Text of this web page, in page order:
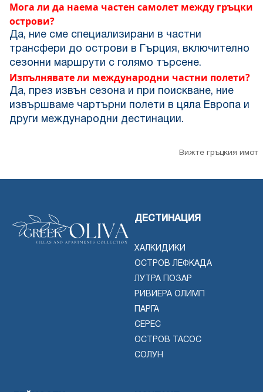
Мога ли да наема частен самолет между гръцки
острови?
Да, ние сме специализирани в частни
трансфери до острови в Гърция, включително
сезонни маршрути с голямо търсене.
Изпълнявате ли международни частни полети?
Да, през извън сезона и при поискване, ние
извършваме чартърни полети в цяла Европа и
други международни дестинации.
Вижте гръцкия имот
ДЕСТИНАЦИЯ
ХАЛКИДИКИ
ОСТРОВ ЛЕФКАДА
ЛУТРА ПОЗАР
РИВИЕРА ОЛИМП
ПАРГА
СЕРЕС
ОСТРОВ ТАСОС
СОЛУН